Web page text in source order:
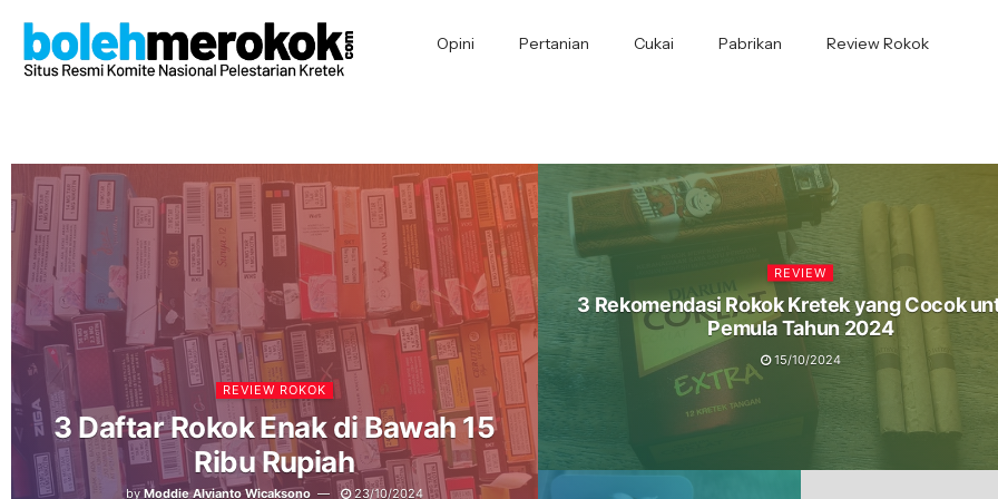
Opini Pertanian Cukai Pabrikan Review Rokok
REVIEW ROKOK
3 Daftar Rokok Enak di Bawah 15
Ribu Rupiah
by Moddie Alvianto Wicaksono 23/10/2024
REVIEW
3 Rekomendasi Rokok Kretek yang Cocok
Pemula Tahun 2024
15/10/2024